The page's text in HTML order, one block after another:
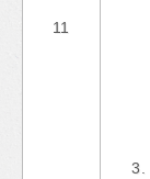
11